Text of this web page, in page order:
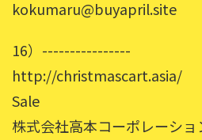
kokumaru@buyapril.site
16）----------------
http://christmascart.asia/
Sale
株式会社高本コーポレーシ